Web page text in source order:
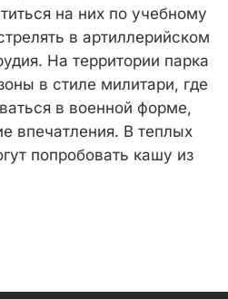
на них по учебному
в артиллерийском
На территории парка
в стиле милитари, где
в военной форме,
впечатления. В теплых
попробовать кашу из